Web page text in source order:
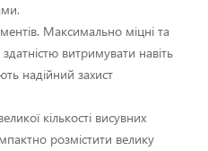
Максимально міцні та
витримувати навіть
надійний захист
кількості висувних
розмістити велику